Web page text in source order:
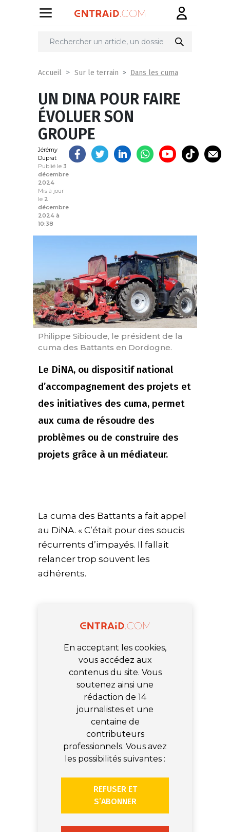
Partager
Accueil Sur le terrain Dans les cuma
UN DINA POUR FAIRE
ÉVOLUER SON
GROUPE
Jérémy
Duprat
Publié le 3
décembre
2024
Mis à jour
le 2
décembre
2024 à
10:38
Philippe Sibioude, le président de la
cuma des Battants en Dordogne.
Le DiNA, ou dispositif national
d’accompagnement des projets et
des initiatives des cuma, permet
aux cuma de résoudre des
problèmes ou de construire des
projets grâce à un médiateur.
La cuma des Battants a fait appel
au DiNA. « C’était pour des soucis
récurrents d’impayés. Il fallait
relancer trop souvent les
adhérents.
En acceptant les cookies,
vous accédez aux
contenus du site. Vous
soutenez ainsi une
rédaction de 14
journalistes et une
centaine de
contributeurs
professionnels. Vous avez
les possibilités suivantes :
REFUSER ET
S’ABONNER